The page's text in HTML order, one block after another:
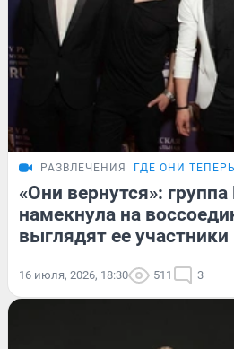
РАЗВЛЕЧЕНИЯ ГДЕ ОНИ ТЕПЕРЬ
«Они вернутся»: группа
намекнула на
выглядят ее участники
16 июля, 2026, 18:30 511 3